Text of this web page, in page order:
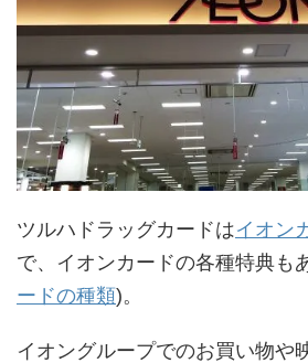
ツルハドラッグカードはイオン
で、イオンカードの各種特典も
ードの種類)。
イオングループでのお買い物や